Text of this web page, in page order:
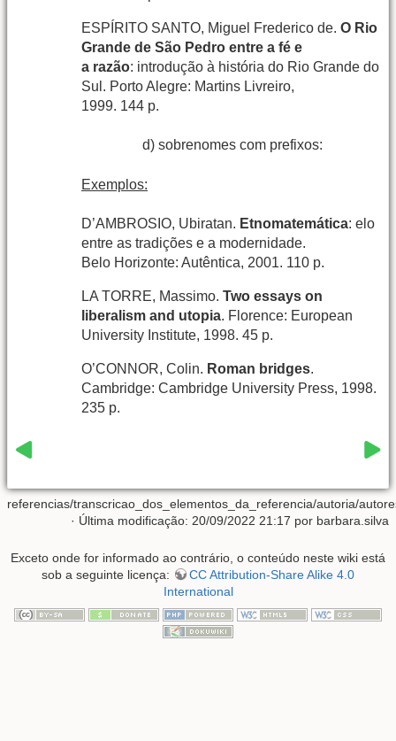
ESPÍRITO SANTO, Miguel Frederico de.O Rio
Grande de São Pedro entre a fé e
a razão: introdução à história do Rio Grande do
Sul. Porto Alegre: Martins Livreiro,
1999. 144 p.
d) sobrenomes com prefixos:
Exemplos:
D’AMBROSIO, Ubiratan. Etnomatemática: elo
entre as tradições e a modernidade.
Belo Horizonte: Autêntica, 2001. 110 p.
LA TORRE, Massimo.Two essays on
liberalism and utopia. Florence: European
University Institute, 1998. 45 p.
O’CONNOR, Colin. Roman bridges.
Cambridge: Cambridge University Press, 1998.
235 p.
referencias/transcricao_dos_elementos_da_referencia/autoria/
· Última modificação: 20/09/2022 21:17 por barbara.silva
Exceto onde for informado ao contrário, o conteúdo neste wiki está
sob a seguinte licença:
CC Attribution-Share Alike 4.0
International